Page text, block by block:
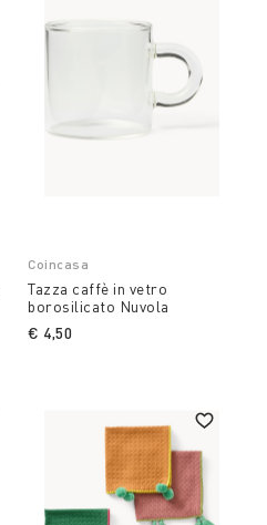
Coincasa
Tazza caffè in vetro
borosilicato Nuvola
€ 4,50